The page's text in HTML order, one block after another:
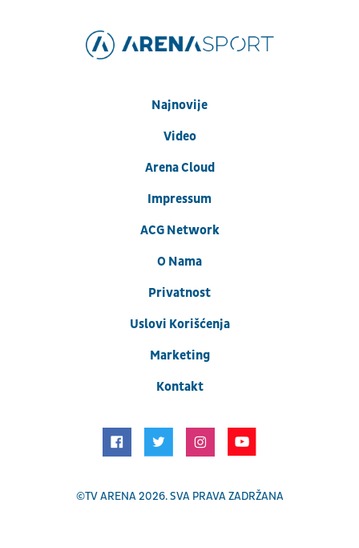
Najnovije
Video
Arena Cloud
Impressum
ACG Network
O Nama
Privatnost
Uslovi Korišćenja
Marketing
Kontakt
©TV ARENA2026. SVA PRAVA ZADRŽANA